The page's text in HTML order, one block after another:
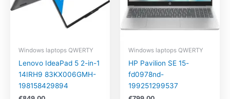
Windows laptops QWERTY
Lenovo IdeaPad 5 2-in-1
14IRH9 83KX006GMH-
198158429894
Windows laptops QWERTY
HP Pavilion SE 15-
fd0978nd-
199251299537